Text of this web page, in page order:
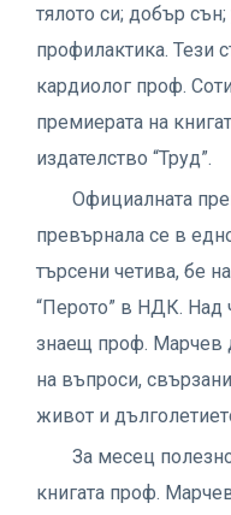
тялото си; добър
профилактика. Тези
кардиолог проф.
премиерата на
издателство “Труд”.
Официалната
превърнала се в
търсени четива, бе
“Перото” в НДК. Над
знаещ проф. Марчев
на въпроси,
живот и
За месец
книгата проф.